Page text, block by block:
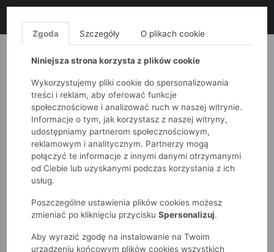
MONNARI QUIOSQUE
51015kids
Chłopcy 7-12 lat
Dwustronna przejściowa kurtka dla chłopca -
pomarańczowo-zielona
Zgoda Szczegóły O plikach cookie
Niniejsza strona korzysta z plików cookie
Wykorzystujemy pliki cookie do spersonalizowania
treści i reklam, aby oferować funkcje
społecznościowe i analizować ruch w naszej witrynie.
Informacje o tym, jak korzystasz z naszej witryny,
udostępniamy partnerom społecznościowym,
reklamowym i analitycznym. Partnerzy mogą
połączyć te informacje z innymi danymi otrzymanymi
od Ciebie lub uzyskanymi podczas korzystania z ich
usług.
Poszczególne ustawienia plików cookies możesz
zmieniać po kliknięciu przycisku Spersonalizuj.
Aby wyrazić zgodę na instalowanie na Twoim
urządzeniu końcowym plików cookies wszystkich